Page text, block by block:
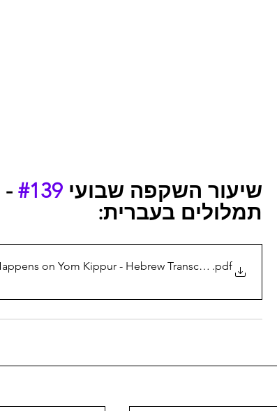
שיעור השקפה שבועי #139
-
תמלולים בעברית:
on Yom Kippur - Hebrew Transcription
.pdf